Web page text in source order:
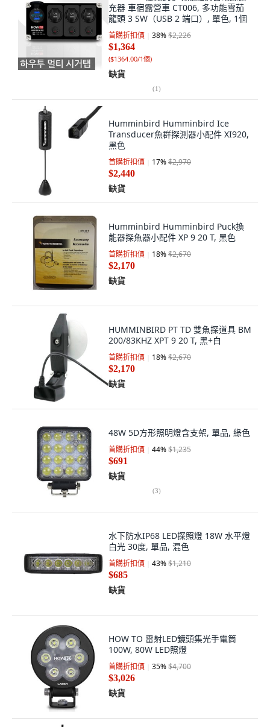
充器 車宿露營車 CT006, 多功能雪茄
龍頭 3 SW（USB 2 端口）, 單色, 1個
首購折扣價 38%$2,226
$1,364
($1364.00/1個)
缺貨
(1)
Humminbird Humminbird Ice
Transducer魚群探測器小配件 XI920,
黑色
首購折扣價 17%$2,970
$2,440
缺貨
Humminbird Humminbird Puck換
能器探魚器小配件 XP 9 20 T, 黑色
首購折扣價 18%$2,670
$2,170
缺貨
HUMMINBIRD PT TD 雙魚探道具 BM
200/83KHZ XPT 9 20 T, 黑+白
首購折扣價 18%$2,670
$2,170
缺貨
48W 5D方形照明燈含支架, 單品, 綠色
首購折扣價 44%$1,235
$691
缺貨
(3)
水下防水IP68 LED探照燈 18W 水平燈
白光 30度, 單品, 混色
首購折扣價 43%$1,210
$685
缺貨
HOW TO 雷射LED鏡頭集光手電筒
100W, 80W LED照燈
首購折扣價 35%$4,700
$3,026
缺貨